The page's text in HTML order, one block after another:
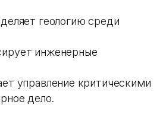
геологию среди
инженерные
управление критическими
дело.